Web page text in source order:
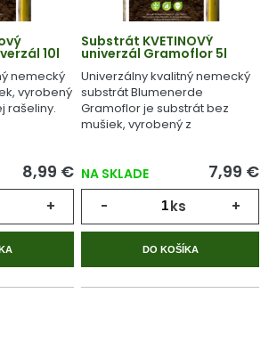
10l
nemecký
vyrobený
rašeliny.
8,99 €
+
Substrát KVETINOVÝ
univerzál Gramoflor 5l
Univerzálny kvalitný nemecký
substrát Blumenerde
Gramoflor je substrát bez
mušiek, vyrobený z
NA SKLADE 7,99 €
- ks +
DO KOŠÍKA